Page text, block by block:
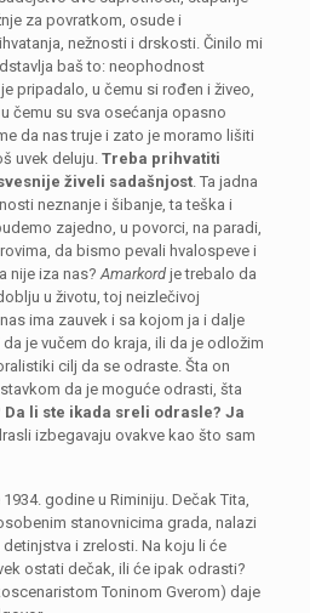
za povratkom, osude i
nežnosti i drskosti. Činilo mi
baš to: neophodnost
pripadalo, u čemu si rođen i živeo,
čemu su sva osećanja opasno
da nas truje i zato je moramo lišiti
uvek deluju.Treba prihvatiti
živeli sadašnjost . Ta jadna
neznanje i šibanje, ta teška i
zajedno, u povorci, na paradi,
da bismo pevali hvalospeve i
nije iza nas?Amarkordje trebalo da
u životu, toj neizlečivoj
ima zauvek i sa kojom ja i dalje
je vučem do kraja, ili da je odložim
cilj da se odraste. Šta on
da je moguće odrasti, šta
Da li ste ikada sreli odrasle? Ja
izbegavaju ovakve kao što sam
godine u Riminiju. Dečak Tita,
stanovnicima grada, nalazi
i zrelosti. Na koju li će
ostati dečak, ili će ipak odrasti?
Toninom Gverom) daje